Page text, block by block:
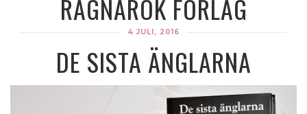
RAGNARÖK FÖRLAG
4 JULI, 2016
DE SISTA ÄNGLARNA